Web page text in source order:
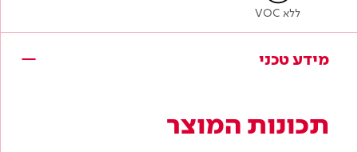
ללא VOC
מידע טכני
תכונות המוצר